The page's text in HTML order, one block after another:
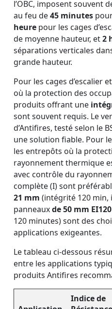
l’OBC, imposent souvent
au feu de45 minutes
heure pour les cages
de moyenne hauteur, et2
séparations verticales
grande hauteur.
Pour les cages d’escalier
où la protection des
produits offrant une
sont souvent requis. Le
d’Antifires, testé selon le
une solution fiable. Pour
les entrepôts où la
rayonnement thermique
avec contrôle du
complète (I) sont
21 mm (intégrité 120 min,
panneauxde 50 mm EI120
120 minutes) sont des
applications exigeantes.
Le tableau ci-dessous
entre les applications
produits Antifires
Indice de